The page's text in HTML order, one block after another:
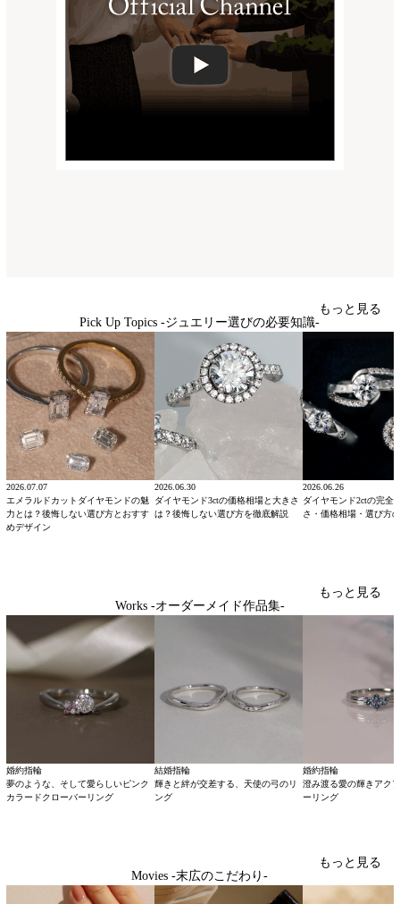
Pick Up Topics -ジュエリー選びの必要知識-
もっと見る
2026.07.07
エメラルドカットダイヤモンドの魅
力とは？後悔しない選び方とおすす
めデザイン
2026.06.30
ダイヤモンド3ctの価格相場と大きさ
は？後悔しない選び方を徹底解説
2026.06.26
ダイヤモンド2ctの完全
さ・価格相場・選び方
Works -オーダーメイド作品集-
もっと見る
婚約指輪
夢のような、そして愛らしいピンク
カラードクローバーリング
結婚指輪
輝きと絆が交差する、天使の弓のリ
ング
婚約指輪
澄み渡る愛の輝きアク
ーリング
Movies -末広のこだわり-
もっと見る